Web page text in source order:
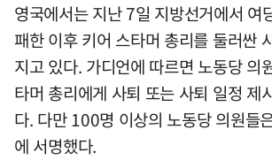
영국에서는 지난 7일 지방선거에서 여
패한 이후 키어 스타머 총리를 둘러싼
지고 있다. 가디언에 따르면 노동당 의
타머 총리에게 사퇴 또는 사퇴 일정 제
다. 다만 100명 이상의 노동당 의원들
에 서명했다.